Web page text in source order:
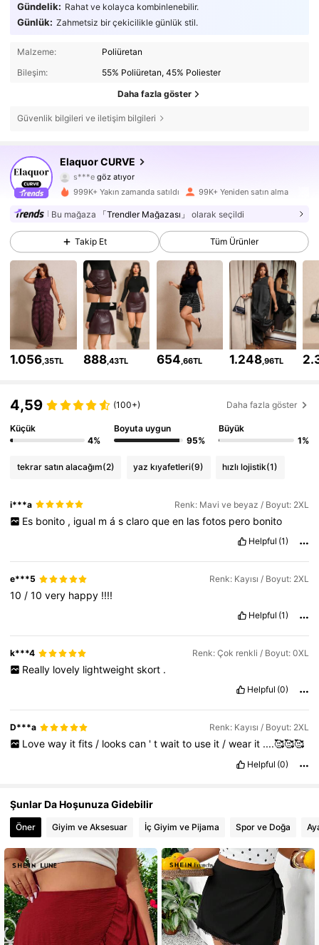
Gündelik: Rahat ve kolayca kombinlenebilir.
Günlük: Zahmetsiz bir çekicilikle günlük stil.
Malzeme:
Poliüretan
Bileşim:
55% Poliüretan, 45% Poliester
Daha fazla göster
Güvenlik bilgileri ve iletişim bilgileri
Elaquor CURVE
s***egöz atıyor
4,73
261K Takipçiler
4,73 261K Takipçiler
261K Takipçiler
4,73 261K Takipçiler
261K Takipçiler
4,73 261K Takipçiler
261K Takipçiler
4,73 261K Takipçiler
4,73
999K+ Yakın zamanda satıldı 99K+ Yeniden satın alma
Bu mağaza 「Trendler Mağazası」 olarak seçildi
Takip Et Tüm Ürünler
1.056,35TL 888,43TL 654,66TL 1.248,96TL
4,59 (100+) Daha fazla göster
Küçük
4%
Boyuta uygun
95%
Büyük
1%
tekrar satın alacağım(2) yaz kıyafetleri(9) hızlı lojistik(1)
i***a Renk: Mavi ve beyaz / Boyut: 2XL
Es bonito , igual m á s claro que en las fotos pero bonito
Helpful (1)
e***5 Renk: Kayısı / Boyut: 2XL
10 /10very happy !!!!
Helpful (1)
k***4 Renk: Çok renkli / Boyut: 0XL
Really lovely lightweight skort .
Helpful (0)
D***a Renk: Kayısı / Boyut: 2XL
Love way it fits / looks can ' t wait to use it / wear it ....🥰🥰🥰
Helpful (0)
Şunlar Da Hoşunuza Gidebilir
Öner Giyim ve Aksesuar İç Giyim ve Pijama Spor ve Doğa